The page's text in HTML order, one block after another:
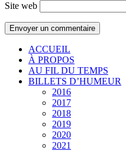
Site web
ACCUEIL
À PROPOS
AU FIL DU TEMPS
BILLETS D’HUMEUR
2016
2017
2018
2019
2020
2021